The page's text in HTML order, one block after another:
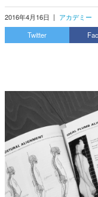
2016年4月16日 | アカデミー
Twitter